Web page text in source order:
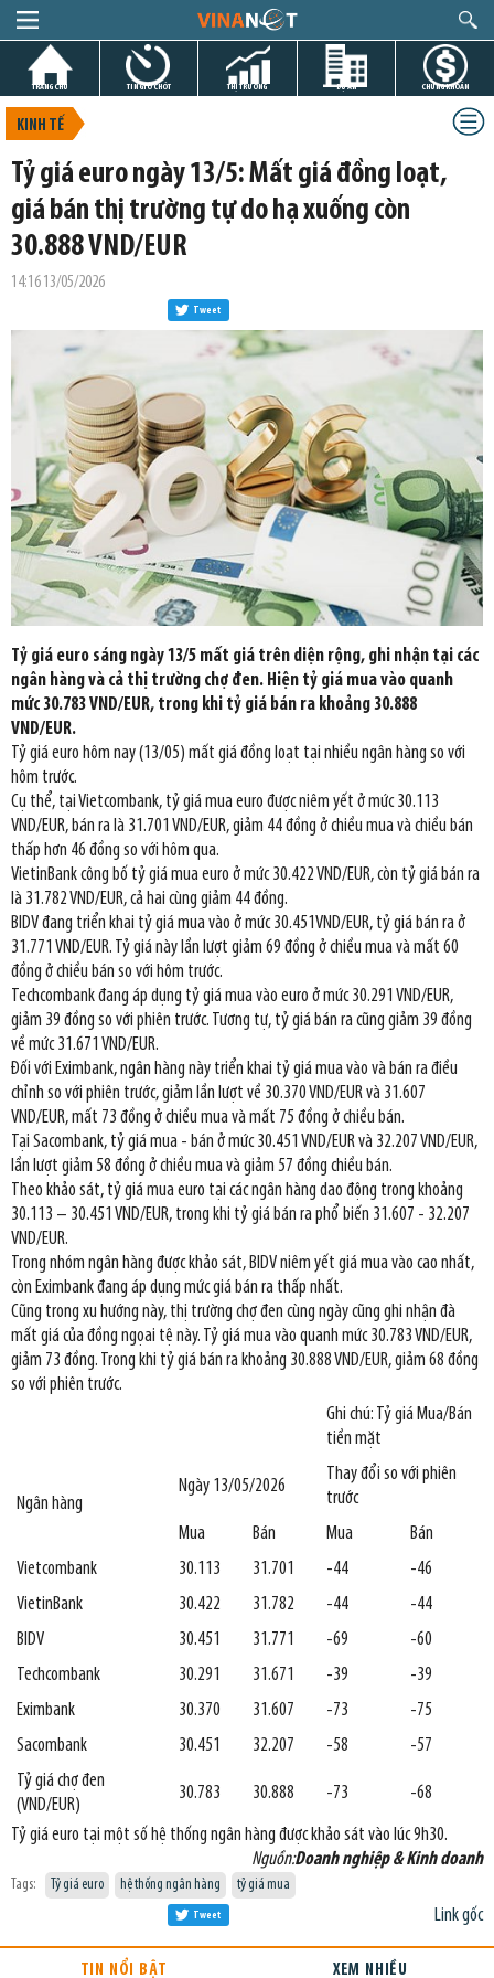
TRANG CHỦ TIN GIỜ CHÓT THỊ TRƯỜNG DỰ ÁN CHỨNG KHOÁN
KINH TẾ
Tỷ giá euro ngày 13/5: Mất giá đồng loạt,
giá bán thị trường tự do hạ xuống còn
30.888 VND/EUR
14:16 13/05/2026
Tweet
Tỷ giá euro sáng ngày 13/5 mất giá trên diện rộng, ghi nhận tại các
ngân hàng và cả thị trường chợ đen. Hiện tỷ giá mua vào quanh
mức 30.783 VND/EUR, trong khi tỷ giá bán ra khoảng 30.888
VND/EUR.
Tỷ giá euro hôm nay (13/05) mất giá đồng loạt tại nhiều ngân hàng so với
hôm trước.
Cụ thể, tại Vietcombank, tỷ giá mua euro được niêm yết ở mức 30.113
VND/EUR, bán ra là 31.701 VND/EUR, giảm 44 đồng ở chiều mua và chiều bán
thấp hơn 46 đồng so với hôm qua.
VietinBank công bố tỷ giá mua euro ở mức 30.422 VND/EUR, còn tỷ giá bán ra
là 31.782 VND/EUR, cả hai cùng giảm 44 đồng.
BIDV đang triển khai tỷ giá mua vào ở mức 30.451VND/EUR, tỷ giá bán ra ở
31.771 VND/EUR. Tỷ giá này lần lượt giảm 69 đồng ở chiều mua và mất 60
đồng ở chiều bán so với hôm trước.
Techcombank đang áp dụng tỷ giá mua vào euro ở mức 30.291 VND/EUR,
giảm 39 đồng so với phiên trước. Tương tự, tỷ giá bán ra cũng giảm 39 đồng
về mức 31.671 VND/EUR.
Đối với Eximbank, ngân hàng này triển khai tỷ giá mua vào và bán ra điều
chỉnh so với phiên trước, giảm lần lượt về 30.370 VND/EUR và 31.607
VND/EUR, mất 73 đồng ở chiều mua và mất 75 đồng ở chiều bán.
Tại Sacombank, tỷ giá mua - bán ở mức 30.451 VND/EUR và 32.207 VND/EUR,
lần lượt giảm 58 đồng ở chiều mua và giảm 57 đồng chiều bán.
Theo khảo sát, tỷ giá mua euro tại các ngân hàng dao động trong khoảng
30.113 – 30.451 VND/EUR, trong khi tỷ giá bán ra phổ biến 31.607 - 32.207
VND/EUR.
Trong nhóm ngân hàng được khảo sát, BIDV niêm yết giá mua vào cao nhất,
còn Eximbank đang áp dụng mức giá bán ra thấp nhất.
Cũng trong xu hướng này, thị trường chợ đen cùng ngày cũng ghi nhận đà
mất giá của đồng ngọai tệ này. Tỷ giá mua vào quanh mức 30.783 VND/EUR,
giảm 73 đồng. Trong khi tỷ giá bán ra khoảng 30.888 VND/EUR, giảm 68 đồng
so với phiên trước.
Ghi chú: Tỷ giá Mua/Bán
tiền mặt
Ngân hàng
Ngày 13/05/2026
Thay đổi so với phiên
trước
Mua
Bán Mua
Bán
Vietcombank
30.113 31.701 -44
-46
VietinBank
30.422 31.782 -44
-44
BIDV
30.451 31.771 -69
-60
Techcombank
30.291 31.671 -39
-39
Eximbank
30.370 31.607 -73
-75
Sacombank
30.451 32.207 -58
-57
Tỷ giá chợ đen
(VND/EUR)
30.783 30.888 -73 -68
Tỷ giá euro tại một số hệ thống ngân hàng được khảo sát vào lúc 9h30.
Nguồn:Doanh nghiệp & Kinh doanh
Tags: Tỷ giá euro hệ thống ngân hàng tỷ giá mua
Link gốc
Tweet
TIN NỔI BẬT XEM NHIỀU